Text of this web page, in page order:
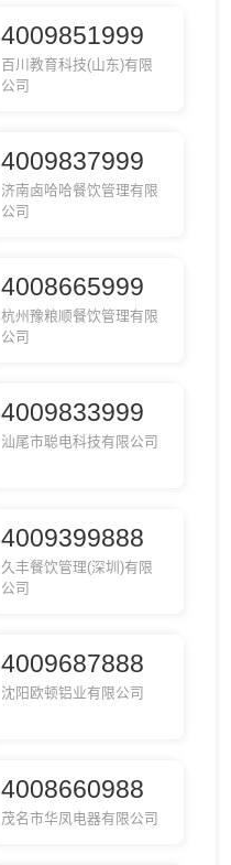
4009851999
百川教育科技(山东)有限
公司
4009837999
济南卤哈哈餐饮管理有限
公司
4008665999
杭州豫粮顺餐饮管理有限
公司
4009833999
汕尾市聪电科技有限公司
4009399888
久丰餐饮管理(深圳)有限
公司
4009687888
沈阳欧顿铝业有限公司
4008660988
茂名市华凤电器有限公司